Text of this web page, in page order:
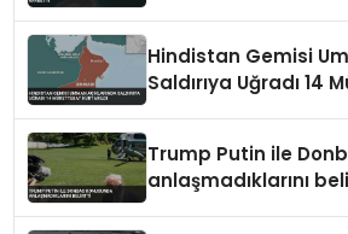
Hindistan Gemisi
Saldırıya Uğradı 14
Trump Putin ile
anlaşmadıklarını